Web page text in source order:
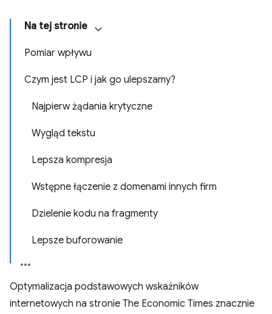
Na tej stronie
Pomiar wpływu
Czym jest LCP i jak go ulepszamy?
Najpierw żądania krytyczne
Wygląd tekstu
Lepsza kompresja
Wstępne łączenie z domenami innych firm
Dzielenie kodu na fragmenty
Lepsze buforowanie
Optymalizacja podstawowych wskaźników
internetowych na stronie The Economic Times znacznie